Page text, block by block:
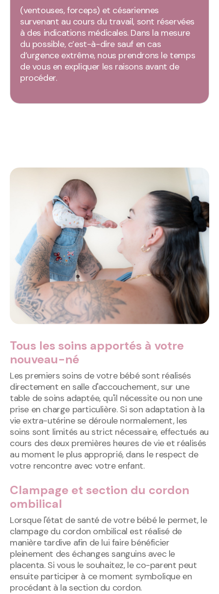
(ventouses, forceps) et césariennes
survenant au cours du travail, sont réservées
à des indications médicales. Dans la mesure
du possible, c’est-à-dire sauf en cas
d’urgence extrême, nous prendrons le temps
de vous en expliquer les raisons avant de
procéder.
Tous les soins apportés à votre
nouveau-né
Les premiers soins de votre bébé sont réalisés
directement en salle d'accouchement, sur une
table de soins adaptée, qu'il nécessite ou non une
prise en charge particulière. Si son adaptation à la
vie extra-utérine se déroule normalement, les
soins sont limités au strict nécessaire, effectués au
cours des deux premières heures de vie et réalisés
au moment le plus approprié, dans le respect de
votre rencontre avec votre enfant.
Clampage et section du cordon
ombilical
Lorsque l'état de santé de votre bébé le permet, le
clampage du cordon ombilical est réalisé de
manière tardive afin de lui faire bénéficier
pleinement des échanges sanguins avec le
placenta. Si vous le souhaitez, le co-parent peut
ensuite participer à ce moment symbolique en
procédant à la section du cordon.